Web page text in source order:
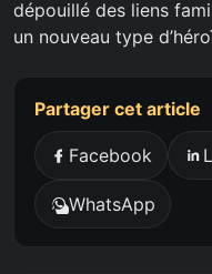
dépouillé des liens
un nouveau type
Partager cet article
Facebook
WhatsApp